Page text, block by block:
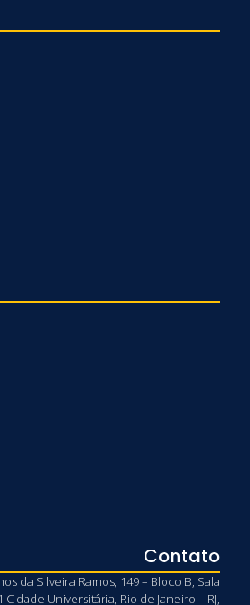
Contato
da Silveira Ramos, 149 – Bloco B, Sala
Cidade Universitária, Rio de Janeiro – RJ,